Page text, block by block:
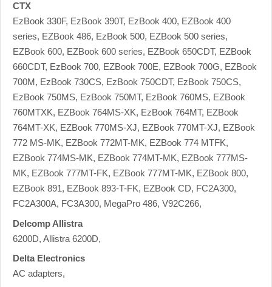
CTX
EzBook 330F, EzBook 390T, EzBook 400, EZBook 400
series, EZBook 486, EzBook 500, EZBook 500 series,
EZBook 600, EZBook 600 series, EZBook 650CDT, EZBook
660CDT, EzBook 700, EZBook 700E, EZBook 700G, EZBook
700M, EzBook 730CS, EzBook 750CDT, EzBook 750CS,
EzBook 750MS, EzBook 750MT, EzBook 760MS, EZBook
760MTXK, EZBook 764MS-XK, EzBook 764MT, EZBook
764MT-XK, EZBook 770MS-XJ, EZBook 770MT-XJ, EZBook
772 MS-MK, EZBook 772MT-MK, EZBook 774 MTFK,
EZBook 774MS-MK, EZBook 774MT-MK, EZBook 777MS-
MK, EZBook 777MT-FK, EZBook 777MT-MK, EZBook 800,
EZBook 891, EZBook 893-T-FK, EZBook CD, FC2A300,
FC2A300A, FC3A300, MegaPro 486, V92C266,
Delcomp Allistra
6200D, Allistra 6200D,
Delta Electronics
AC adapters,